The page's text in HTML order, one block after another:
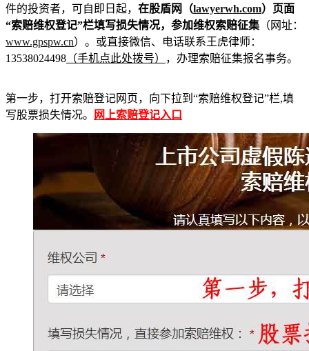
件的投资者，可自即日起， 在股盾网（lawyerwh.com）页面
“索赔维权登记”栏填写损失情况，参加维权索赔征集 （网址：
www.gpspw.cn）。或直接微信、电话联系王虎律师：
13538024498 （手机点此处拨号） ，办理索赔征集报名事务。
第一步，打开索赔登记网页，向下拉到“索赔维权登记”栏,填
写股票损失情况。
网上索赔登记入口